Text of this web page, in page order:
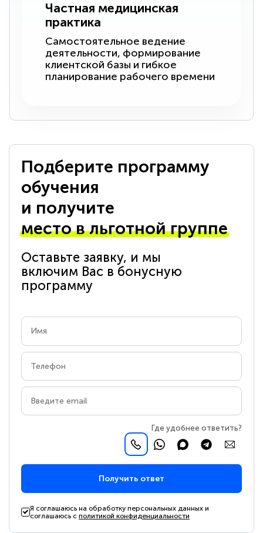
Частная медицинская
практика
Самостоятельное ведение
деятельности, формирование
клиентской базы и гибкое
планирование рабочего времени
Подберите программу
обучения
и получите
место в льготной группе
Оставьте заявку, и мы
включим Вас в бонусную
программу
Где удобнее ответить?
Получить ответ
Я соглашаюсь на обработку персональных данных и
соглашаюсь сполитикой конфиденциальности